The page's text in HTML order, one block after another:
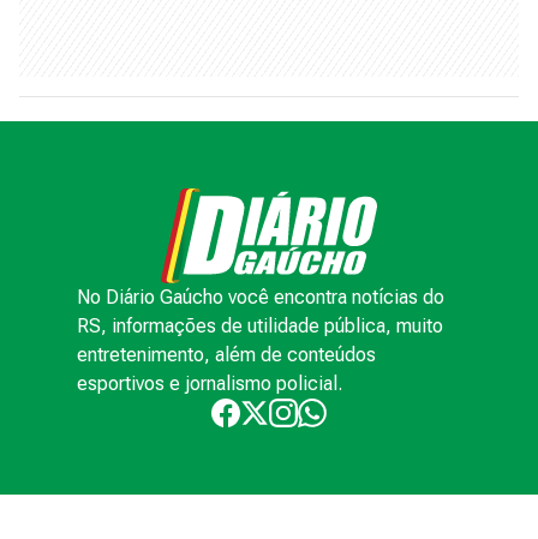
No Diário Gaúcho você encontra notícias do
RS, informações de utilidade pública, muito
entretenimento, além de conteúdos
esportivos e jornalismo policial.